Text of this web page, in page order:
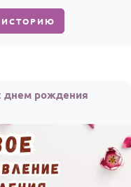
днем рождения